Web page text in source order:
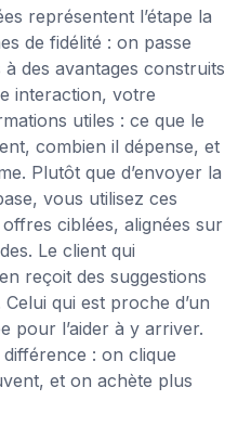
représentent l’étape la
de fidélité : on passe
des avantages construits
interaction, votre
utiles : ce que le
combien il dépense, et
Plutôt que d’envoyer la
vous utilisez ces
ciblées, alignées sur
Le client qui
reçoit des suggestions
qui est proche d’un
pour l’aider à y arriver.
: on clique
et on achète plus